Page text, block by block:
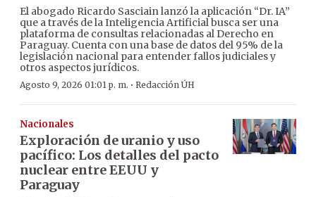
El abogado Ricardo Sasciain lanzó la aplicación “Dr. IA”
que a través de la Inteligencia Artificial busca ser una
plataforma de consultas relacionadas al Derecho en
Paraguay. Cuenta con una base de datos del 95% de la
legislación nacional para entender fallos judiciales y
otros aspectos jurídicos.
Agosto 9, 2026 01:01 p. m. · Redacción ÚH
Nacionales
Exploración de uranio y uso
pacífico: Los detalles del pacto
nuclear entre EEUU y
Paraguay